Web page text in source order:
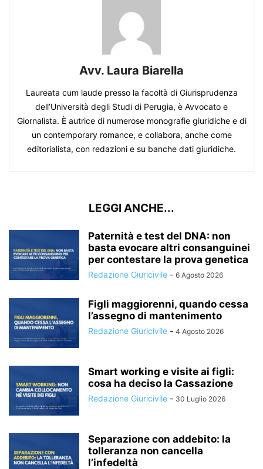
Avv. Laura Biarella
Laureata cum laude presso la facoltà di Giurisprudenza
dell’Università degli Studi di Perugia, è Avvocato e
Giornalista. È autrice di numerose monografie giuridiche e di
un contemporary romance, e collabora, anche come
editorialista, con redazioni e su banche dati giuridiche.
LEGGI ANCHE...
Paternità e test del DNA: non
basta evocare altri consanguinei
per contestare la prova genetica
Redazione Giuricivile - 6 Agosto 2026
Figli maggiorenni, quando cessa
l’assegno di mantenimento
Redazione Giuricivile - 4 Agosto 2026
Smart working e visite ai figli:
cosa ha deciso la Cassazione
Redazione Giuricivile - 30 Luglio 2026
Separazione con addebito: la
tolleranza non cancella
l’infedeltà